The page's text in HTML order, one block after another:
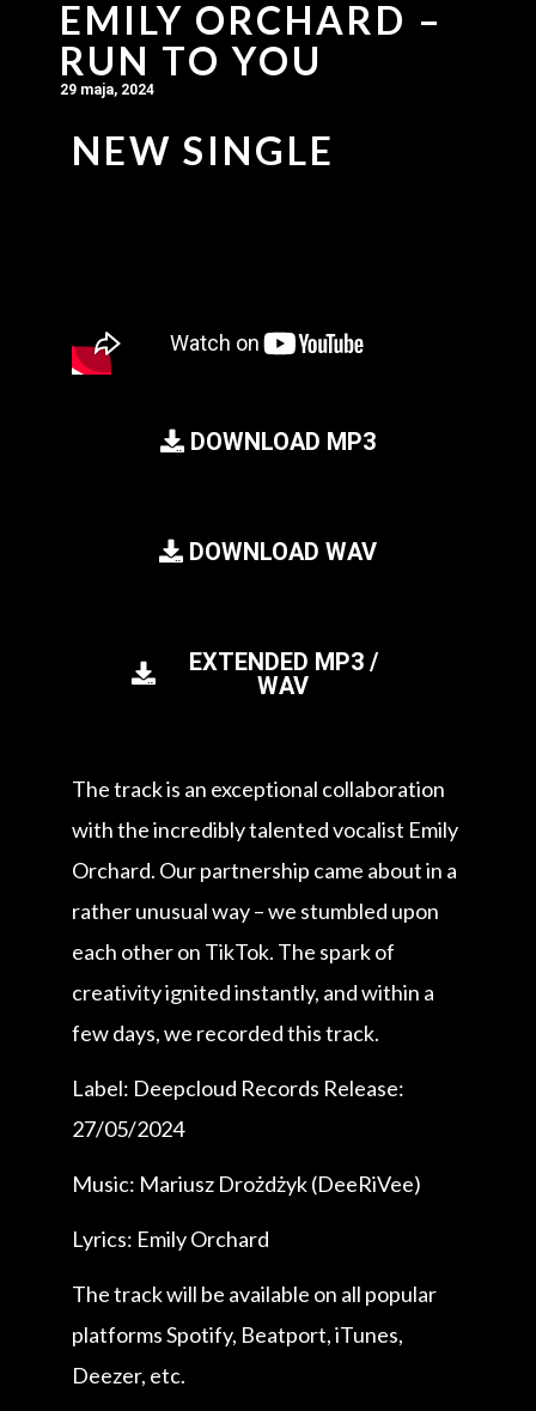
EMILY ORCHARD –
RUN TO YOU
29 maja, 2024
NEW SINGLE
DOWNLOAD MP3
DOWNLOAD WAV
EXTENDED MP3 /
WAV
The track is an exceptional collaboration
with the incredibly talented vocalist Emily
Orchard. Our partnership came about in a
rather unusual way – we stumbled upon
each other on TikTok. The spark of
creativity ignited instantly, and within a
few days, we recorded this track.
Label: Deepcloud Records Release:
27/05/2024
Music: Mariusz Drożdżyk (DeeRiVee)
Lyrics: Emily Orchard
The track will be available on all popular
platforms Spotify, Beatport, iTunes,
Deezer, etc.